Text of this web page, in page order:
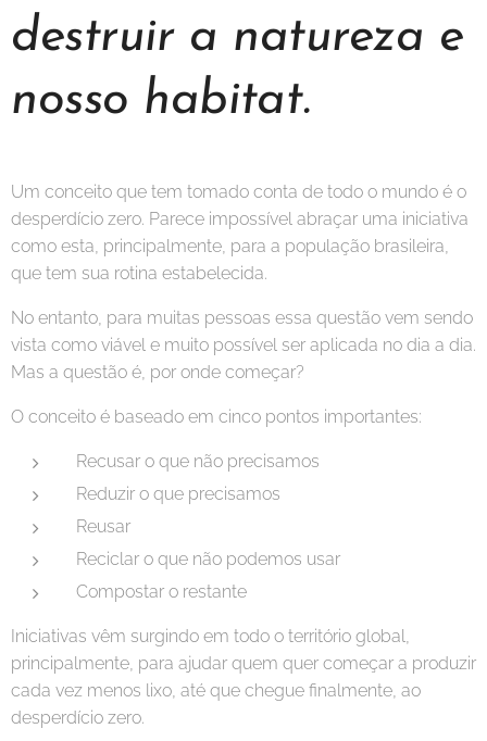
destruir a natureza e
nosso habitat.
Um conceito que tem tomado conta de todo o mundo é o
desperdício zero. Parece impossível abraçar uma iniciativa
como esta, principalmente, para a população brasileira,
que tem sua rotina estabelecida.
No entanto, para muitas pessoas essa questão vem sendo
vista como viável e muito possível ser aplicada no dia a dia.
Mas a questão é, por onde começar?
O conceito é baseado em cinco pontos importantes:
Recusar o que não precisamos
Reduzir o que precisamos
Reusar
Reciclar o que não podemos usar
Compostar o restante
Iniciativas vêm surgindo em todo o território global,
principalmente, para ajudar quem quer começar a produzir
cada vez menos lixo, até que chegue finalmente, ao
desperdício zero.